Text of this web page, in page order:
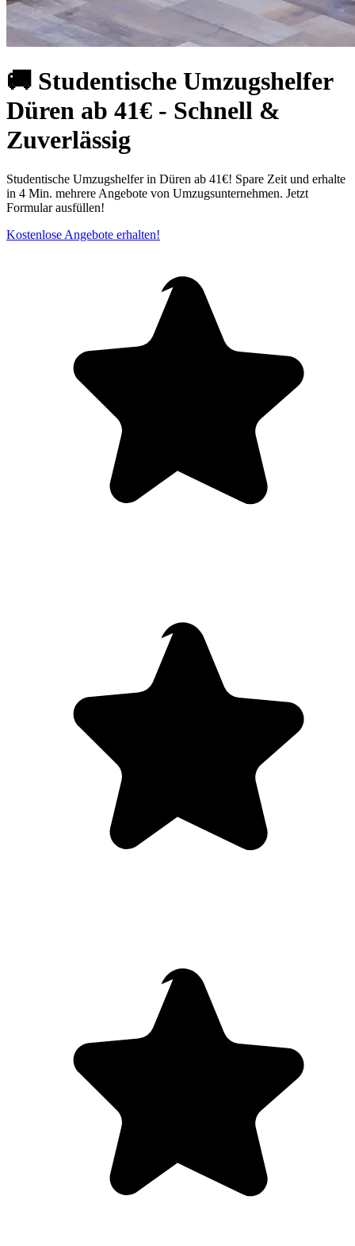
🚚 Studentische Umzugshelfer
Düren ab 41€ - Schnell &
Zuverlässig
Studentische Umzugshelfer in Düren ab 41€! Spare Zeit und erhalte
in 4 Min. mehrere Angebote von Umzugsunternehmen. Jetzt
Formular ausfüllen!
Kostenlose Angebote erhalten!